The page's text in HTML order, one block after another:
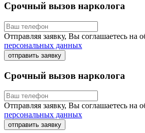
Срочный вызов нарколога
Отправляя заявку, Вы соглашаетесь на
персональных данных
отправить заявку
Срочный вызов нарколога
Отправляя заявку, Вы соглашаетесь на
персональных данных
отправить заявку